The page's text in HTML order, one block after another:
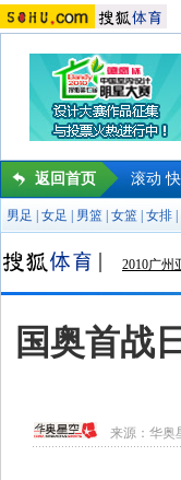
返回首页 滚动
男足 女足 男篮 女篮 女排
2010广州
国奥首战
来源：华奥